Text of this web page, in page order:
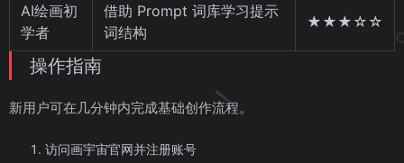
AI绘画初
学者
借助 Prompt 词库学习提示
词结构
★★★☆☆
操作指南
新用户可在几分钟内完成基础创作流程。
访问画宇宙官网并注册账号